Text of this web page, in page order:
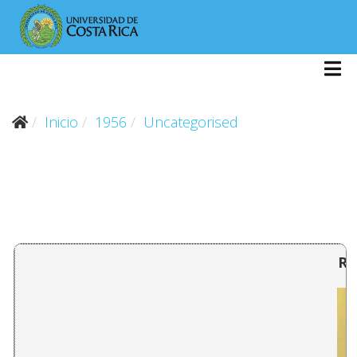
Inicio 1956 Uncategorised